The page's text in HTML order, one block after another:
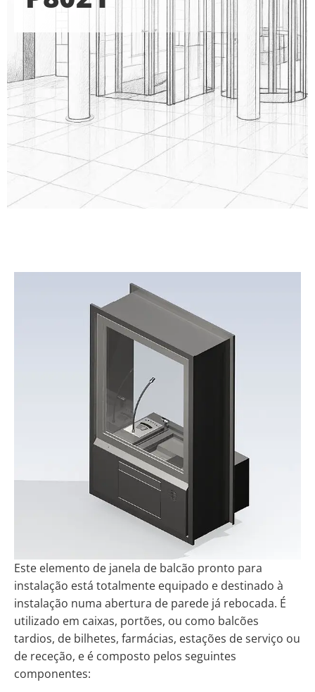
Este elemento de janela de balcão pronto para
instalação está totalmente equipado e destinado à
instalação numa abertura de parede já rebocada. É
utilizado em caixas, portões, ou como balcões
tardios, de bilhetes, farmácias, estações de serviço ou
de receção, e é composto pelos seguintes
componentes: